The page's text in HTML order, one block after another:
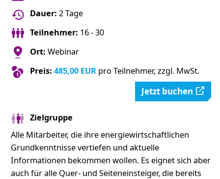
Dauer: 2 Tage
Teilnehmer: 16 - 30
Ort: Webinar
Preis: 485,00 EURpro Teilnehmer, zzgl. MwSt.
Jetzt buchen
Zielgruppe
Alle Mitarbeiter, die ihre energiewirtschaftlichen
Grundkenntnisse vertiefen und aktuelle
Informationen bekommen wollen. Es eignet sich aber
auch für alle Quer- und Seiteneinsteiger, die bereits